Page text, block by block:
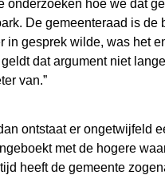
hoe we dat
De gemeenteraad is
in gesprek wilde, was
geldt dat argument niet
van.”
ontstaat er ongetwijfeld
met de hogere
heeft de gemeente